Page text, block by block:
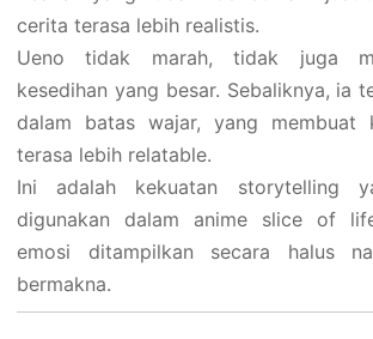
cerita terasa lebih realistis.
Ueno tidak marah, tidak juga
kesedihan yang besar. Sebaliknya, ia
dalam batas wajar, yang membuat
terasa lebih relatable.
Ini adalah kekuatan storytelling
digunakan dalam anime slice of
emosi ditampilkan secara halus
bermakna.